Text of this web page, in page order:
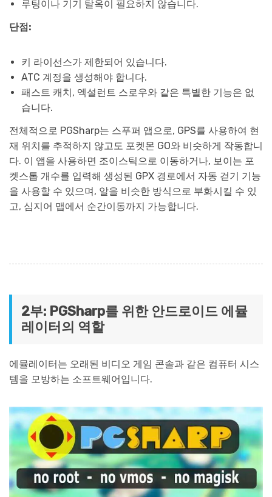
루팅이나 기기 탈옥이 필요하지 않습니다.
단점:
키 라이선스가 제한되어 있습니다.
ATC 계정을 생성해야 합니다.
패스트 캐치, 엑설런트 스로우와 같은 특별한 기능은 없
습니다.
전체적으로 PGSharp는 스푸퍼 앱으로, GPS를 사용하여 현
재 위치를 추적하지 않고도 포켓몬 GO와 비슷하게 작동합니
다. 이 앱을 사용하면 조이스틱으로 이동하거나, 보이는 포
켓스톱 개수를 입력해 생성된 GPX 경로에서 자동 걷기 기능
을 사용할 수 있으며, 알을 비슷한 방식으로 부화시킬 수 있
고, 심지어 맵에서 순간이동까지 가능합니다.
2부: PGSharp를 위한 안드로이드 에뮬
레이터의 역할
에뮬레이터는 오래된 비디오 게임 콘솔과 같은 컴퓨터 시스
템을 모방하는 소프트웨어입니다.